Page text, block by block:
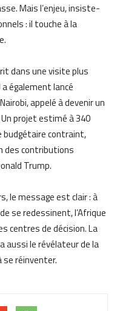
Mais l’enjeu, insiste-
: il touche à la
dans une visite plus
a également lancé
appelé à devenir un
projet estimé à 340
budgétaire contraint,
des contributions
Trump.
le message est clair : à
se redessinent, l’Afrique
centres de décision. La
aussi le révélateur de la
réinventer.